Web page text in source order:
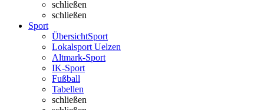
schließen
schließen
Sport
ÜbersichtSport
Lokalsport Uelzen
Altmark-Sport
IK-Sport
Fußball
Tabellen
schließen